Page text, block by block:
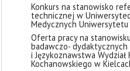
Konkurs na stanowisko
technicznej w
Medycznych Uniwersytetu
Oferta pracy na
badawczo-
i Językoznawstwa
Kochanowskiego w